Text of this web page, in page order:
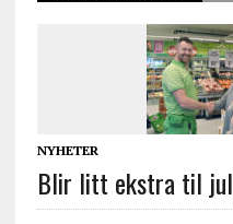
NYHETER
Blir litt ekstra til jul